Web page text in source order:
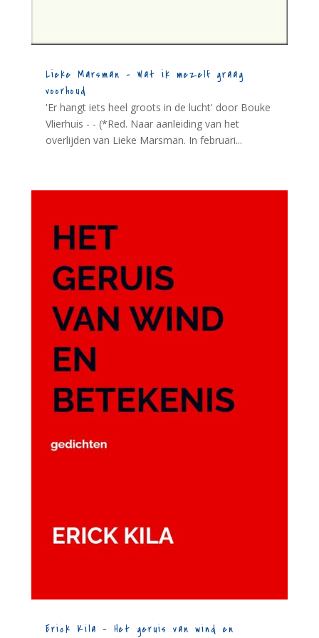
Lieke Marsman – Wat ik mezelf graag
voorhoud
'Er hangt iets heel groots in de lucht' door Bouke
Vlierhuis - - (*Red. Naar aanleiding van het
overlijden van Lieke Marsman. In februari...
Erick Kila – Het geruis van wind en